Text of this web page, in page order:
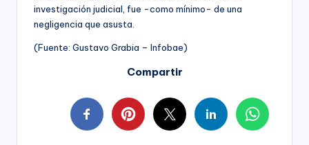
investigación judicial, fue -como mínimo- de una
negligencia que asusta.
(Fuente: Gustavo Grabia – Infobae)
Compartir